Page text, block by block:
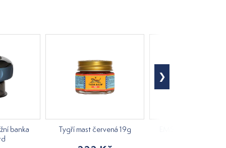
banka
Tygří mast červená 19g